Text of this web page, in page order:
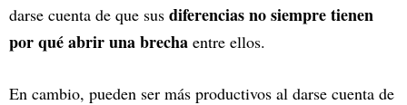
darse cuenta de que sus diferencias no siempre tienen
por qué abrir una brecha entre ellos.
En cambio, pueden ser más productivos al darse cuenta de